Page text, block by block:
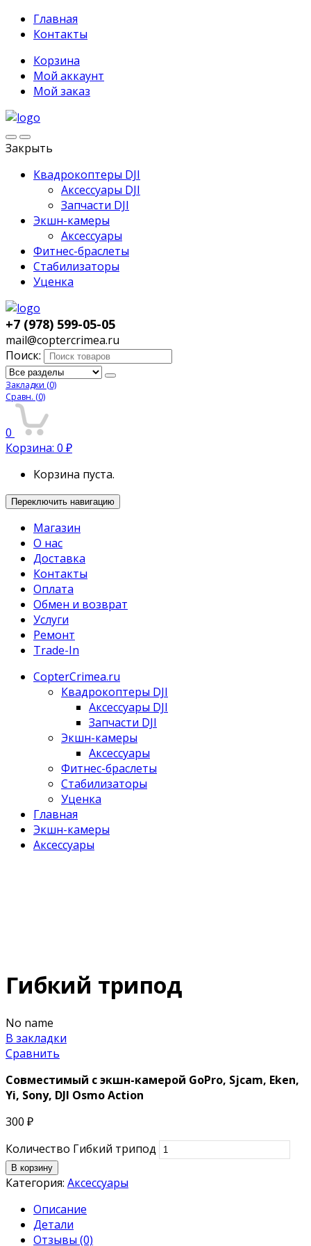
Главная
Контакты
Корзина
Мой аккаунт
Мой заказ
Закрыть
Квадрокоптеры DJI
Аксессуары DJI
Запчасти DJI
Экшн-камеры
Аксессуары
Фитнес-браслеты
Стабилизаторы
Уценка
+7 (978) 599-05-05
mail@coptercrimea.ru
Поиск:
Закладки (0)
Сравн. (0)
0
Корзина: 0 ₽
Корзина пуста.
Переключить навигацию
Магазин
О нас
Доставка
Контакты
Оплата
Обмен и возврат
Услуги
Ремонт
Trade-In
CopterCrimea.ru
Квадрокоптеры DJI
Аксессуары DJI
Запчасти DJI
Экшн-камеры
Аксессуары
Фитнес-браслеты
Стабилизаторы
Уценка
Главная
Экшн-камеры
Аксессуары
Гибкий трипод
No name
В закладки
Сравнить
Совместимый с экшн-камерой GoPro, Sjcam, Eken,
Yi, Sony, DJI Osmo Action
300 ₽
Количество Гибкий трипод
В корзину
Категория: Аксессуары
Описание
Детали
Отзывы (0)